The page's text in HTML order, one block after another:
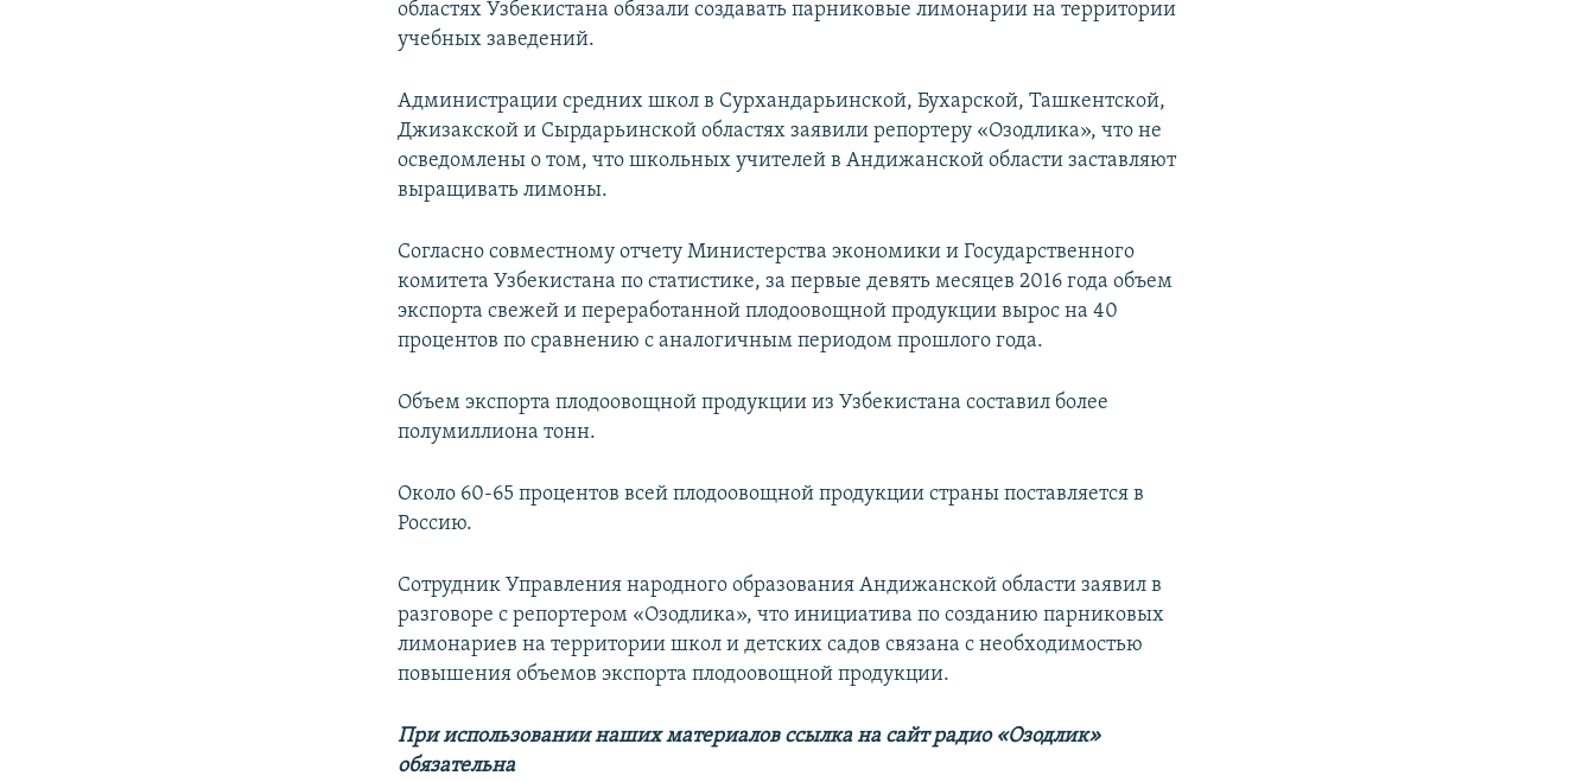
областях Узбекистана обязали создавать парниковые лимонарии на территории
учебных заведений.
Администрации средних школ в Сурхандарьинской, Бухарской, Ташкентской,
Джизакской и Сырдарьинской областях заявили репортеру «Озодлика», что не
осведомлены о том, что школьных учителей в Андижанской области заставляют
выращивать лимоны.
Согласно совместному отчету Министерства экономики и Государственного
комитета Узбекистана по статистике, за первые девять месяцев 2016 года объем
экспорта свежей и переработанной плодоовощной продукции вырос на 40
процентов по сравнению с аналогичным периодом прошлого года.
Объем экспорта плодоовощной продукции из Узбекистана составил более
полумиллиона тонн.
Около 60-65 процентов всей плодоовощной продукции страны поставляется в
Россию.
Сотрудник Управления народного образования Андижанской области заявил в
разговоре с репортером «Озодлика», что инициатива по созданию парниковых
лимонариев на территории школ и детских садов связана с необходимостью
повышения объемов экспорта плодоовощной продукции.
При использовании наших материалов ссылка на сайт радио «Озодлик»
обязательна